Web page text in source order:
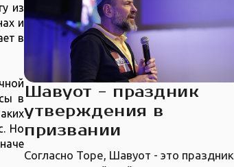
из
и
в
в
Но
Шавуот - праздник
утверждения в
призвании
Согласно Торе, Шавуот - это праздник